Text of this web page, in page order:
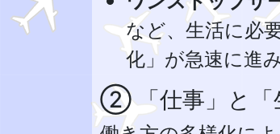
など、生活に必
化」が急速に進
② 「仕事」と「